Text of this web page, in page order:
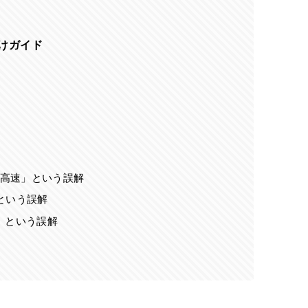
ガイド
速」という誤解
いう誤解
という誤解